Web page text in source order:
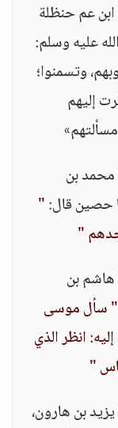
عم حنظلة
عليه وسلم:
وتسمنوا؛
إليهم
محمد بن
"
"
هاشم بن
" سأل موسى
انظر الذي
"
يزيد بن هارون،